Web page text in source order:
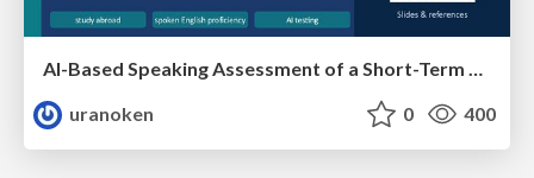
uranoken
0 400